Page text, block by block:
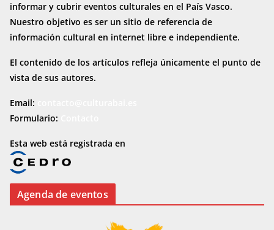
informar y cubrir eventos culturales en el País Vasco.
Nuestro objetivo es ser un sitio de referencia de
información cultural en internet libre e independiente.
El contenido de los artículos refleja únicamente el punto de
vista de sus autores.
Email:
Formulario:
Esta web está registrada en
Agenda de eventos